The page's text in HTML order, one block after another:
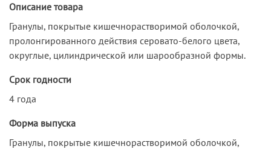
Описание товара
Гранулы, покрытые кишечнорастворимой оболочкой,
пролонгированного действия серовато-белого цвета,
округлые, цилиндрической или шарообразной формы.
Срок годности
4 года
Форма выпуска
Гранулы, покрытые кишечнорастворимой оболочкой,